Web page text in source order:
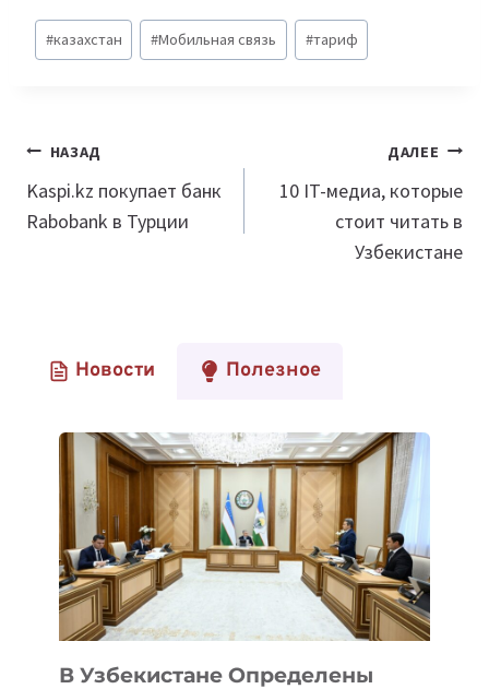
Метки
записи:
#казахстан #Мобильная связь #тариф
Навигация
по
записям
НАЗАД
Kaspi.kz покупает банк
Rabobank в Турции
ДАЛЕЕ
10 IT-медиа, которые
стоит читать в
Узбекистане
Новости Полезное
В Узбекистане Определены